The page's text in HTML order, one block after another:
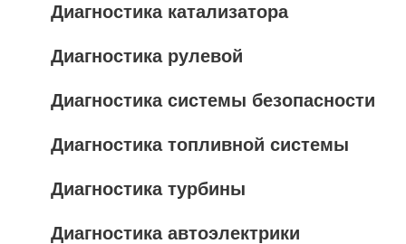
Диагностика катализатора
Диагностика рулевой
Диагностика системы безопасности
Диагностика топливной системы
Диагностика турбины
Диагностика автоэлектрики